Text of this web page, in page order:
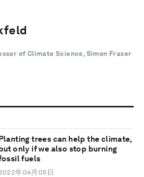
of Climate Science, Simon Fraser
Planting trees can help the climate,
but only if we also stop burning
fuels
年04月05日